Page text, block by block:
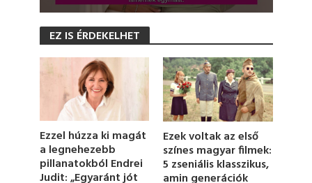
s
n
m
i
n
u
EZ IS ÉRDEKELHET
Ezzel húzza ki magát
a legnehezebb
pillanatokból Endrei
Judit: „Egyaránt jót
Ezek voltak az első
színes magyar filmek:
5 zseniális klasszikus,
amin generációk